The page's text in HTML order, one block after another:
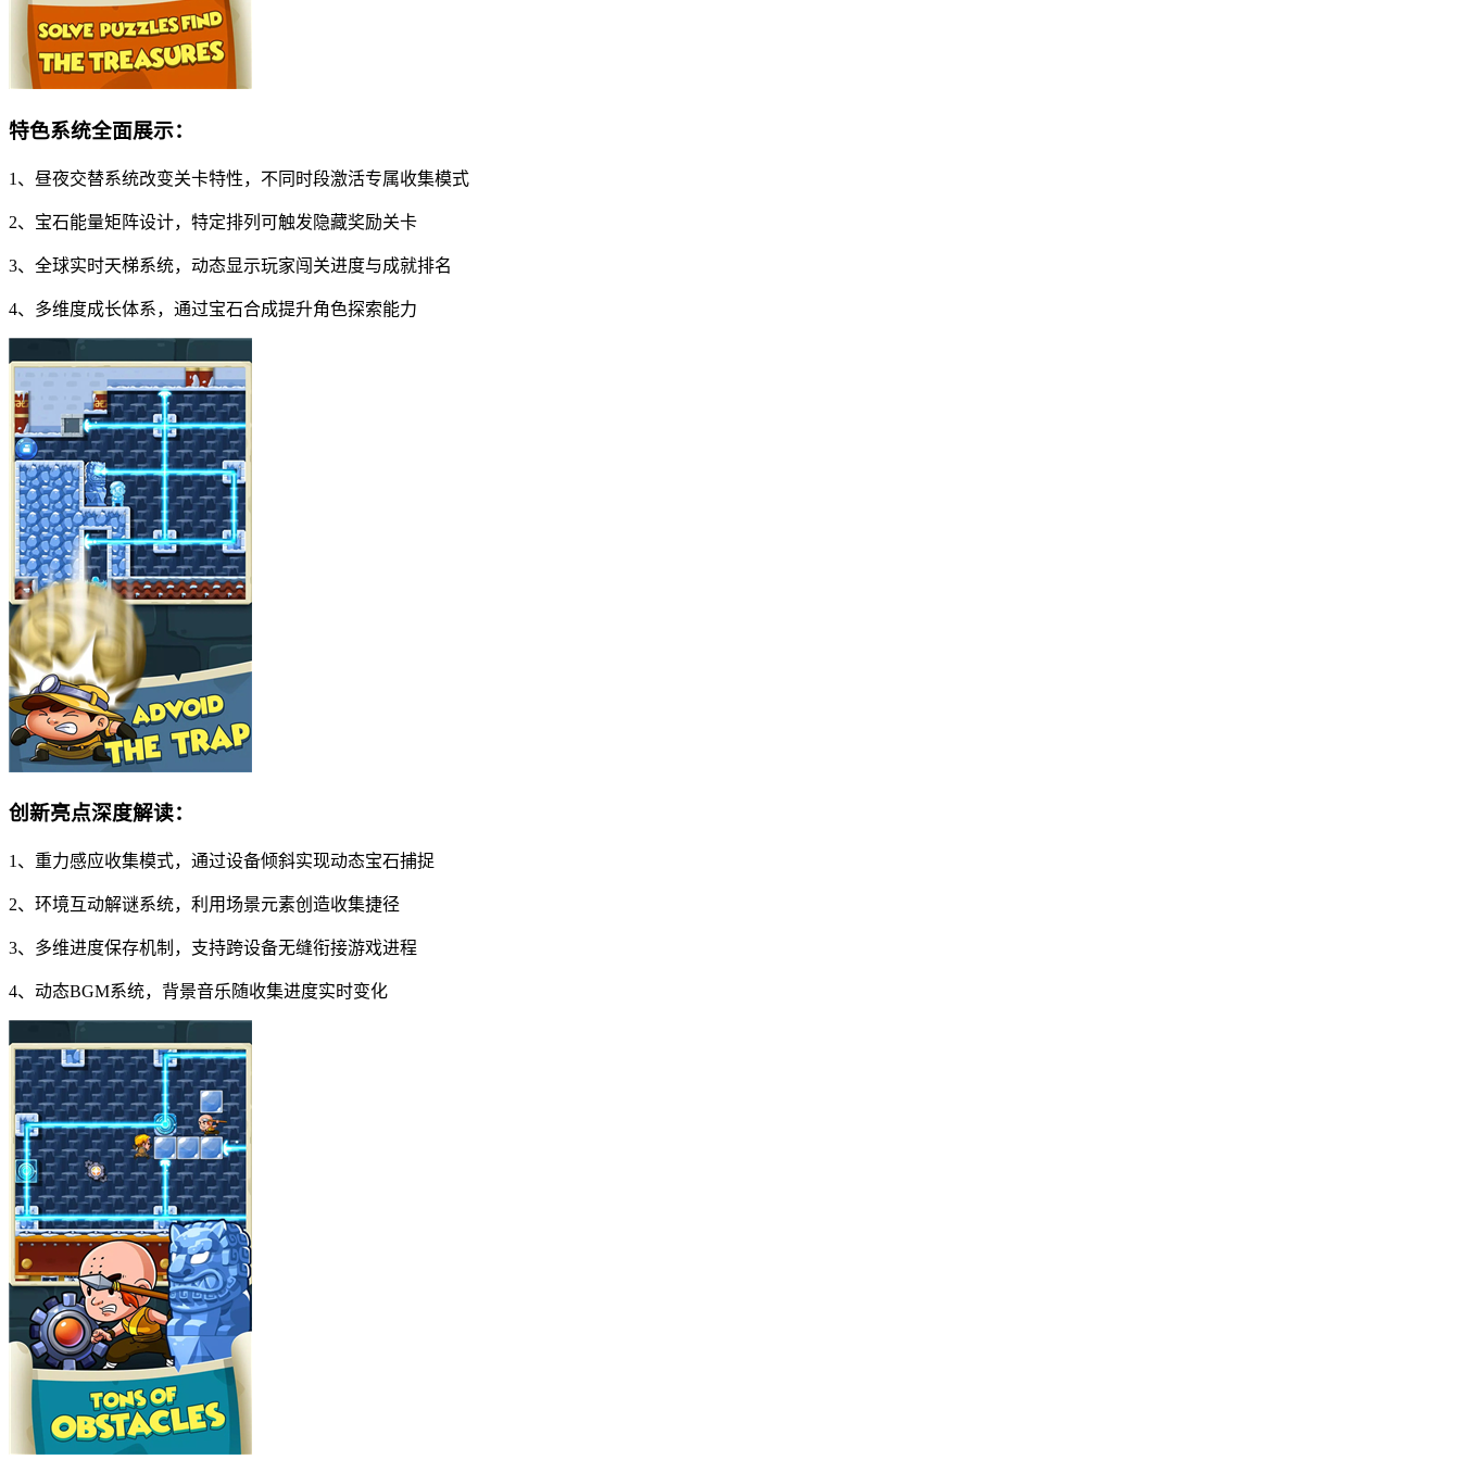
特色系统全面展示：
1、昼夜交替系统改变关卡特性，不同时段激活专属收集模式
2、宝石能量矩阵设计，特定排列可触发隐藏奖励关卡
3、全球实时天梯系统，动态显示玩家闯关进度与成就排名
4、多维度成长体系，通过宝石合成提升角色探索能力
创新亮点深度解读：
1、重力感应收集模式，通过设备倾斜实现动态宝石捕捉
2、环境互动解谜系统，利用场景元素创造收集捷径
3、多维进度保存机制，支持跨设备无缝衔接游戏进程
4、动态BGM系统，背景音乐随收集进度实时变化